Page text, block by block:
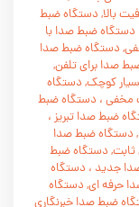
بالا, دستگاه ضبط
دستگاه ضبط صدا با
دستگاه ضبط صدا
صدا برای تلفن,
کوچک, دستگاه
مخفی ، دستگاه ضبط
ضبط صدا تبريز ،
دستگاه ضبط صدا
دستگاه ضبط
جديد ، دستگاه
حرفه ای, دستگاه
ضبط صدا خبرنگاري